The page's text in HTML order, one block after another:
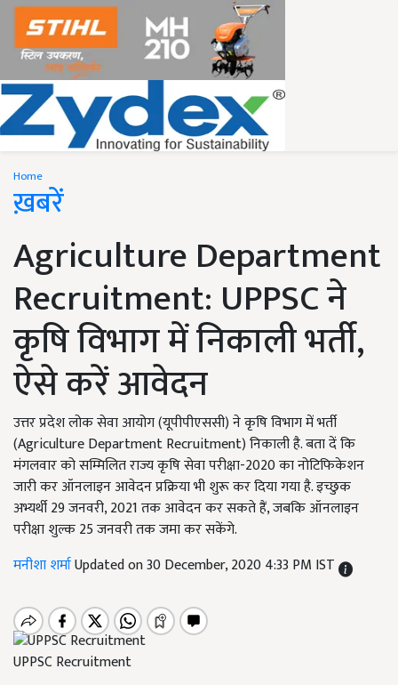
Home
ख़बरें
Agriculture Department
Recruitment: UPPSC ने
कृषि विभाग में निकाली भर्ती,
ऐसे करें आवेदन
उत्तर प्रदेश लोक सेवा आयोग (यूपीपीएससी) ने कृषि विभाग में भर्ती
(Agriculture Department Recruitment) निकाली है. बता दें कि
मंगलवार को सम्मिलित राज्य कृषि सेवा परीक्षा-2020 का नोटिफिकेशन
जारी कर ऑनलाइन आवेदन प्रक्रिया भी शुरू कर दिया गया है. इच्छुक
अभ्यर्थी 29 जनवरी, 2021 तक आवेदन कर सकते हैं, जबकि ऑनलाइन
परीक्षा शुल्क 25 जनवरी तक जमा कर सकेंगे.
मनीशा शर्माUpdated on 30 December, 2020 4:33 PM IST
UPPSC Recruitment